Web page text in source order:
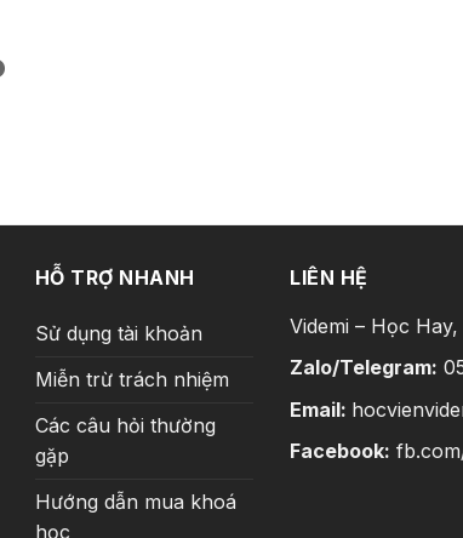
HỖ TRỢ NHANH
Sử dụng tài khoản
Miễn trừ trách nhiệm
Các câu hỏi thường
gặp
Hướng dẫn mua khoá
học
LIÊN HỆ
Videmi – Học Hay,
Zalo/Telegram:
Email:
Facebook: